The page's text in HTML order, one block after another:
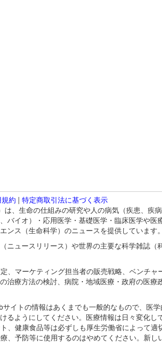
約 | 特定商取引法に基づく表示
、生命の仕組みの研究や人の病気（疾患、疾
イオ）・応用医学・基礎医学・臨床医学や
ンス（生命科学）のニュースを提供しています
ニュースリリース）や世界の主要な科学雑誌
、マーケティング担当者の販売戦略、ベンチ
療方法の検討、病院・地域医療・政府の医
イトの情報はあくまでも一般的なもので、医
るようにしてください。医療情報は日々変化
、健康食品等は必ずしも厚生労働省によって
、予防等に使用するのはやめてください。新